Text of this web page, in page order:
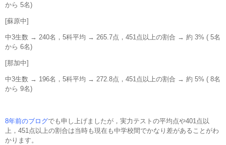
から 5名)
[蘇原中]
中3生数 → 240名，5科平均 → 265.7点，451点以上の割合 → 約 3% ( 5名
から 6名)
[那加中]
中3生数 → 196名，5科平均 → 272.8点，451点以上の割合 → 約 5% ( 8名
から 9名)
8年前のブログでも申し上げましたが，実力テストの平均点や401点以
上，451点以上の割合は当時も現在も中学校間でかなり差があることがわ
かります。